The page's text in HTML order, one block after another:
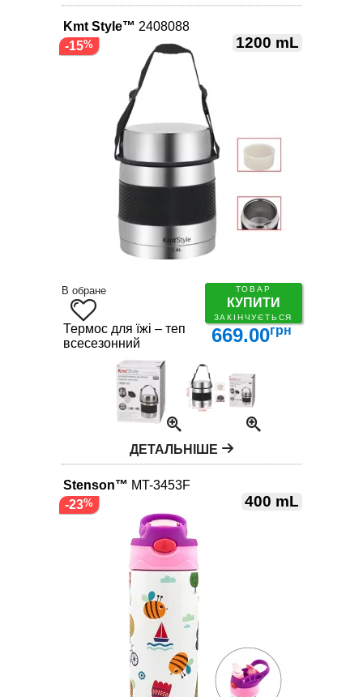
Kmt Style™ 2408088
1200 mL
В обране ТОВАР
КУПИТИ
ЗАКІНЧУЄТЬСЯ
Термос для їжі – теплий обід завжди під рукою
всесезонний
669.00грн
-15
ДЕТАЛЬНІШЕ
Stenson™ MT-3453F
400 mL
-23